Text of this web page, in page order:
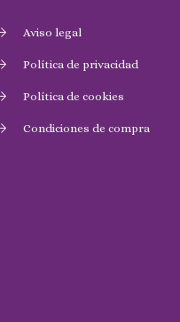
Aviso legal
Política de privacidad
Política de cookies
Condiciones de compra